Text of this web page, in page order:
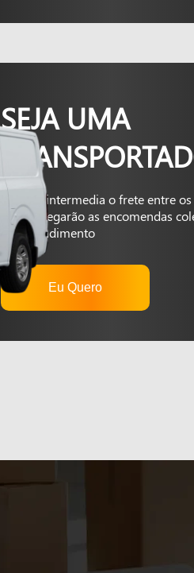
SEJA UMA
A Kapta intermedia o frete entre
que entregarão as encomendas
autoatendimento
Eu Quero